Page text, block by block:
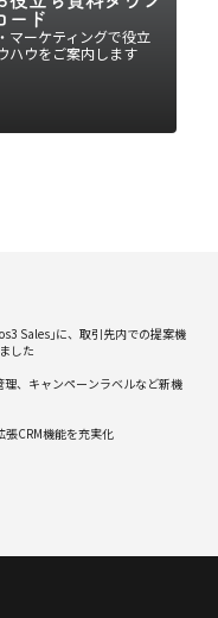
ード
マーケティングで役立
ハウをご案内します
Sales｣に、取引先内での提案機
した
、キャンペーンラベルなど新機
CRM機能を充実化